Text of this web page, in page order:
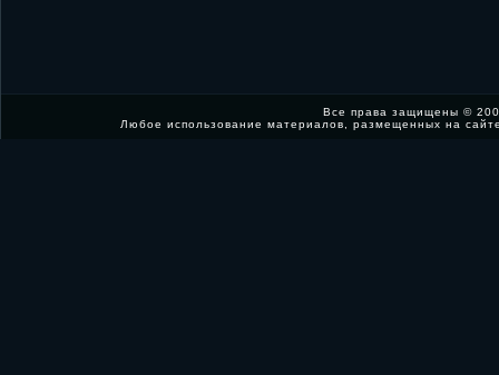
Все права защищены ©
Любое использование материалов, размещенных на